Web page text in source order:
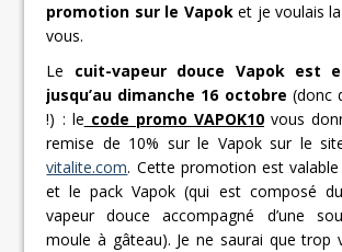
promotion sur le Vapoket je voulais
vous.
Le cuit-vapeur douce Vapok est
jusqu’au dimanche 16 octobre (donc
!) : le code promo VAPOK10 vous
remise de 10% sur le Vapok sur le
vitalite.com. Cette promotion est
et le pack Vapok (qui est composé
vapeur douce accompagné d’une
moule à gâteau). Je ne saurai que trop